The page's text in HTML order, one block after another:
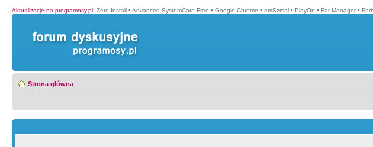
Aktualizacje na programosy.pl: Zero Install • Advanced SystemCare Free • Google Chrome • emSzmal • PlayOn • Far Manager •
Strona główna